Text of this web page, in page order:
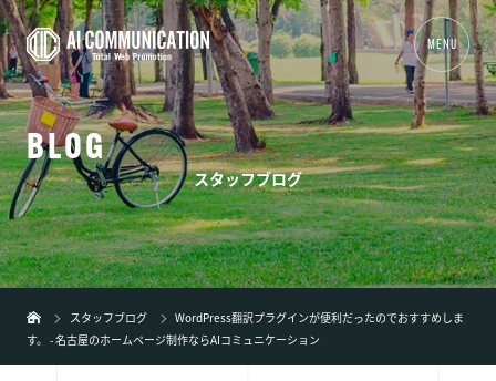
MENU
01 TOP
02事業内容+
03 制作実績
05 新着情報
BLOG
スタッフブログ
スタッフブログ
WordPress翻訳プラグインが便利だったのでおすすめしま
す。 - 名古屋のホームページ制作ならAIコミュニケーション